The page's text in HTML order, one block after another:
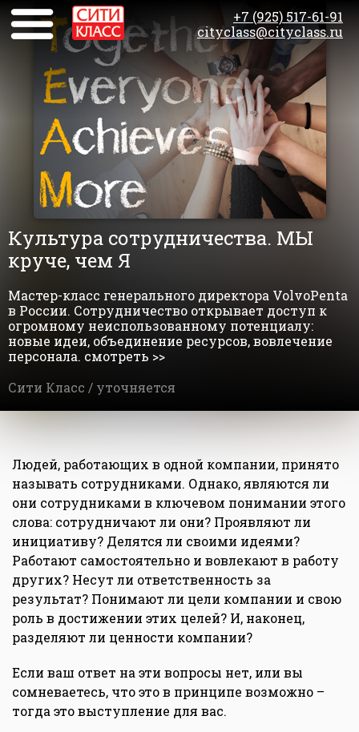
+7 (925) 517-61-91
cityclass@cityclass.ru
Культура сотрудничества. МЫ
круче, чем Я
Мастер-класс генерального директора VolvoPenta
в России. Сотрудничество открывает доступ к
огромному неиспользованному потенциалу:
новые идеи, объединение ресурсов, вовлечение
персонала. смотреть >>
Сити Класс / уточняется
Людей, работающих в одной компании, принято
называть сотрудниками. Однако, являются ли
они сотрудниками в ключевом понимании этого
слова: сотрудничают ли они? Проявляют ли
инициативу? Делятся ли своими идеями?
Работают самостоятельно и вовлекают в работу
других? Несут ли ответственность за
результат? Понимают ли цели компании и свою
роль в достижении этих целей? И, наконец,
разделяют ли ценности компании?
Если ваш ответ на эти вопросы нет, или вы
сомневаетесь, что это в принципе возможно –
тогда это выступление для вас.